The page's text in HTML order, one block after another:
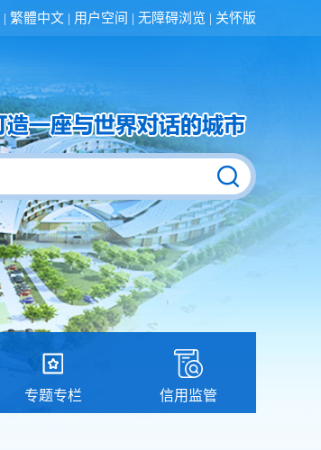
| 繁體中文 | 用户空间 | 无障碍浏览 | 关怀版
专题专栏 信用监管